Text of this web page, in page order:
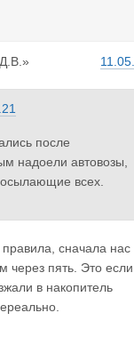
после
надоели автовозы,
всех.
сначала нас
через пять. Это
в накопитель